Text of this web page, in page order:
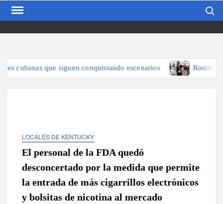
Skip
hispana de Kentucky
que siguen conquistando escenarios Rostros
LOCALES DE KENTUCKY
El personal de la FDA quedó
desconcertado por la medida que permite
la entrada de más cigarrillos electrónicos
y bolsitas de nicotina al mercado